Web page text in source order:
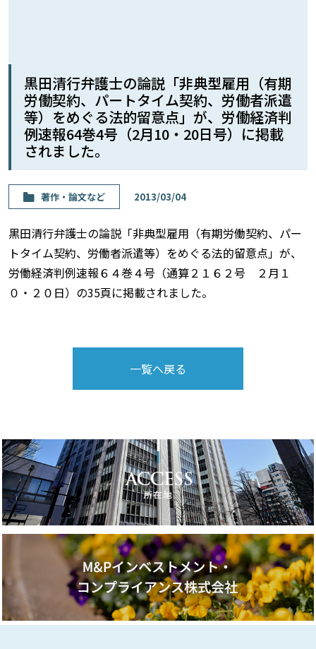
黒田清行弁護士の論説「非典型雇用（有期
労働契約、パートタイム契約、労働者派遣
等）をめぐる法的留意点」が、労働経済判
例速報64巻4号（2月10・20日号）に掲載
されました。
著作・論⽂など 2013/03/04
黒田清行弁護士の論説「非典型雇用（有期労働契約、パー
トタイム契約、労働者派遣等）をめぐる法的留意点」が、
労働経済判例速報６４巻４号（通算２１６２号 ２月１
０・２０日）の35頁に掲載されました。
一覧へ戻る